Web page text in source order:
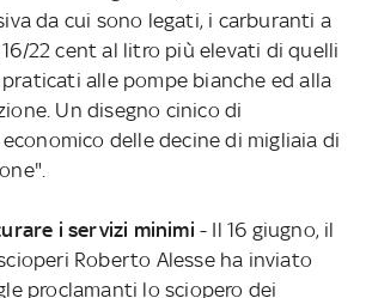
da cui sono legati, i carburanti a
22 cent al litro più elevati di quelli
alle pompe bianche ed alla
Un disegno cinico di
delle decine di migliaia di
i servizi minimi - Il 16 giugno, il
Roberto Alesse ha inviato
proclamanti lo sciopero dei